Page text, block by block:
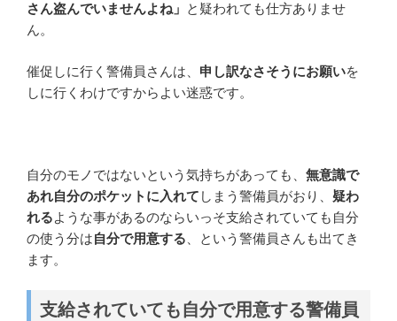
さん盗んでいませんよね」 と疑われても仕方ありませ
ん。
催促しに行く警備員さんは、 申し訳なさそうにお願いを
しに行くわけですからよい迷惑です。
自分のモノではないという気持ちがあっても、 無意識で
あれ自分のポケットに入れて しまう警備員がおり、 疑わ
れるような事があるのならいっそ支給されていても自分
の使う分は自分で用意する 、という警備員さんも出てき
ます。
支給されていても自分で用意する警備員